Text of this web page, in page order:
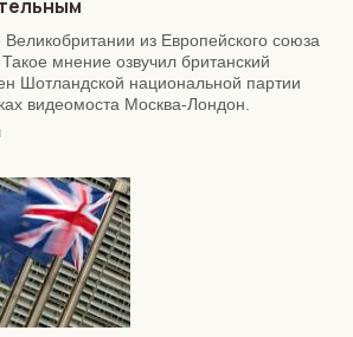
из Европейского союза
мнение озвучил британский
Шотландской национальной партии
видеомоста Москва-Лондон.